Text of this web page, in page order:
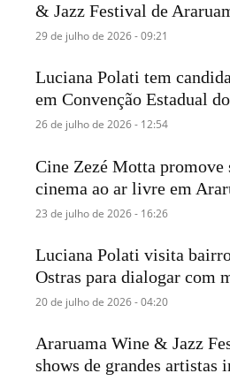
& Jazz Festival de
29 de julho de 2026 - 09:21
Luciana Polati tem
em Convenção Estadual
26 de julho de 2026 - 12:54
Cine Zezé Motta promove
cinema ao ar livre em
23 de julho de 2026 - 16:26
Luciana Polati visita
Ostras para dialogar com
20 de julho de 2026 - 04:20
Araruama Wine & Jazz
shows de grandes artistas